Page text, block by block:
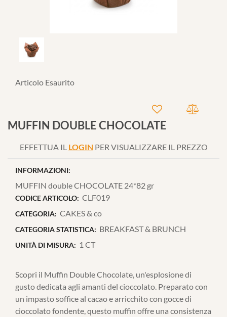
Articolo Esaurito
MUFFIN DOUBLE CHOCOLATE
EFFETTUA IL LOGIN PER VISUALIZZARE IL PREZZO
INFORMAZIONI:
MUFFIN double CHOCOLATE 24*82 gr
CODICE ARTICOLO: CLF019
CATEGORIA: CAKES & co
CATEGORIA STATISTICA: BREAKFAST & BRUNCH
UNITÀ DI MISURA: 1 CT
Scopri il Muffin Double Chocolate, un'esplosione di
gusto dedicata agli amanti del cioccolato. Preparato con
un impasto soffice al cacao e arricchito con gocce di
cioccolato fondente, questo muffin offre una consistenza